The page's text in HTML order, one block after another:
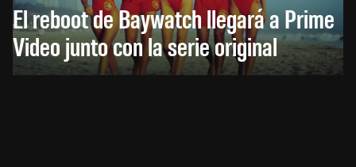
El reboot de Baywatch llegará a Prime
Video junto con la serie original